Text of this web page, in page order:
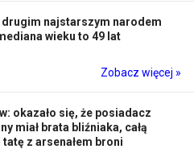
najstarszym narodem
wieku to 49 lat
Zobacz więcej »
okazało się, że posiadacz
miał brata bliźniaka, całą
tatę z arsenałem broni